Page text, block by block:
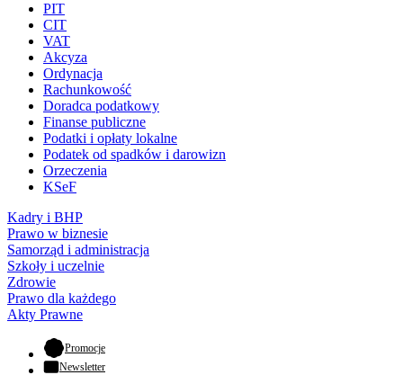
PIT
CIT
VAT
Akcyza
Ordynacja
Rachunkowość
Doradca podatkowy
Finanse publiczne
Podatki i opłaty lokalne
Podatek od spadków i darowizn
Orzeczenia
KSeF
Kadry i BHP
Prawo w biznesie
Samorząd i administracja
Szkoły i uczelnie
Zdrowie
Prawo dla każdego
Akty Prawne
Promocje- otwiera się w nowej karcie
Newsletter